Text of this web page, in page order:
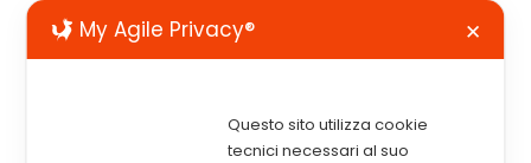
My Agile Privacy® ✕
Questo sito utilizza cookie
tecnici necessari al suo